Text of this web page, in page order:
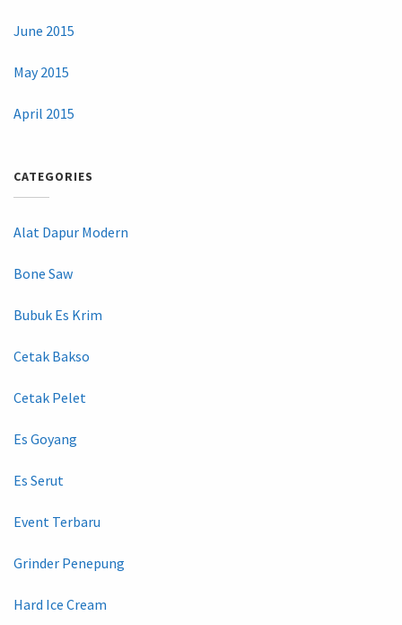
June 2015
May 2015
April 2015
CATEGORIES
Alat Dapur Modern
Bone Saw
Bubuk Es Krim
Cetak Bakso
Cetak Pelet
Es Goyang
Es Serut
Event Terbaru
Grinder Penepung
Hard Ice Cream